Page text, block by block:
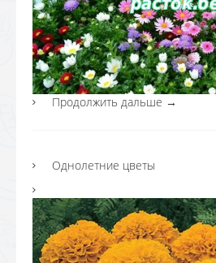
Продолжить дальше →
Однолетние цветы